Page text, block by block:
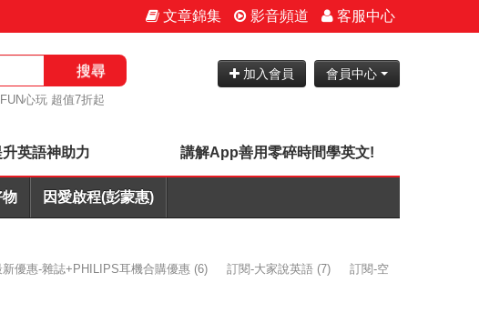
文章錦集 影音頻道 客服中心
搜尋
心玩 超值7折起
加入會員 會員中心
英語神助力 講解App善用零碎時間學英文!
物 因愛啟程(彭蒙惠)
新優惠-雜誌+PHILIPS耳機合購優惠 (6) 訂閱-大家說英語 (7)
訂閱-空